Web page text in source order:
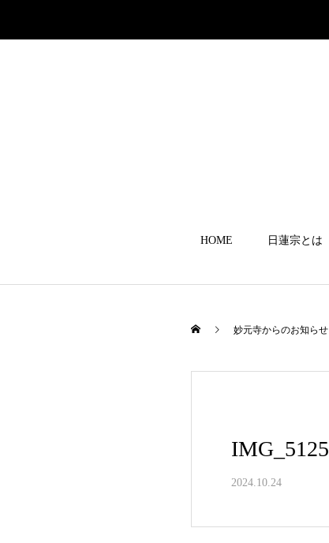
HOME 日蓮宗とは
妙元寺からのお知らせ
IMG_5125
2024.10.24